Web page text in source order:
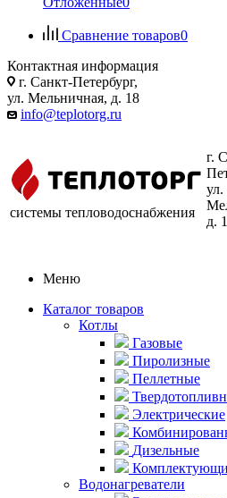
Сравнение товаров0
Контактная информация
г. Санкт-Петербург,
ул. Мельничная, д. 18
info@teplotorg.ru
системы тепловодоснабжения
г.
ул.
д.
Меню
Каталог товаров
Котлы
Газовые
Пиролизные
Пеллетные
Электрические
Дизельные
Водонагреватели